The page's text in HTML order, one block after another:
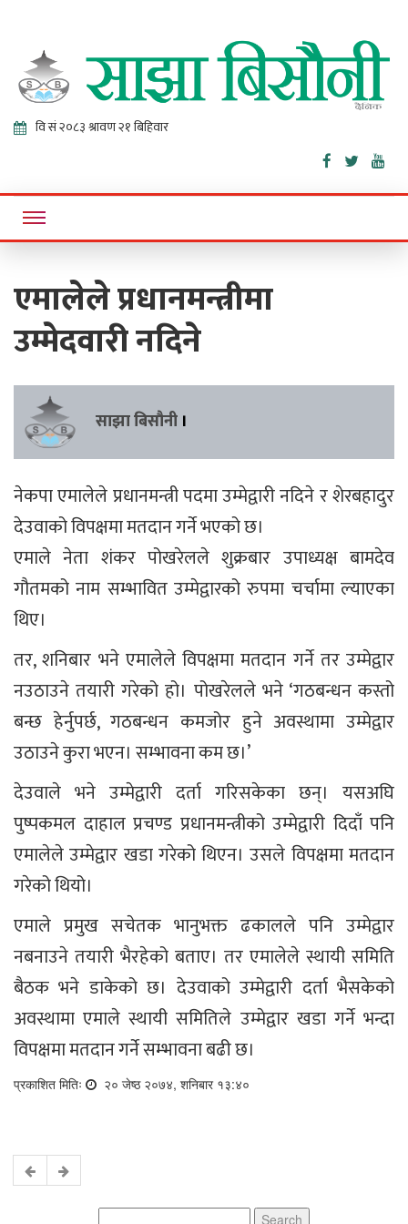
Sajha
Bisaunee
Online News Portal
एमालेले प्रधानमन्त्रीमा
उम्मेदवारी नदिने
साझा बिसौनी ।
नेकपा एमालेले प्रधानमन्त्री पदमा उम्मेद्वारी नदिने र शेरबहादुर
देउवाको विपक्षमा मतदान गर्ने भएको छ।
एमाले नेता शंकर पोखरेलले शुक्रबार उपाध्यक्ष बामदेव
गौतमको नाम सम्भावित उम्मेद्वारको रुपमा चर्चामा ल्याएका
थिए।
तर, शनिबार भने एमालेले विपक्षमा मतदान गर्ने तर उम्मेद्वार
नउठाउने तयारी गरेको हो। पोखरेलले भने ‘गठबन्धन कस्तो
बन्छ हेर्नुपर्छ, गठबन्धन कमजोर हुने अवस्थामा उम्मेद्वार
उठाउने कुरा भएन। सम्भावना कम छ।’
देउवाले भने उम्मेद्वारी दर्ता गरिसकेका छन्। यसअघि
पुष्पकमल दाहाल प्रचण्ड प्रधानमन्त्रीको उम्मेद्वारी दिदाँ पनि
एमालेले उम्मेद्वार खडा गरेको थिएन। उसले विपक्षमा मतदान
गरेको थियो।
एमाले प्रमुख सचेतक भानुभक्त ढकालले पनि उम्मेद्वार
नबनाउने तयारी भैरहेको बताए। तर एमालेले स्थायी समिति
बैठक भने डाकेको छ। देउवाको उम्मेद्वारी दर्ता भैसकेको
अवस्थामा एमाले स्थायी समितिले उम्मेद्वार खडा गर्ने भन्दा
विपक्षमा मतदान गर्ने सम्भावना बढी छ।
प्रकाशित मितिः २० जेष्ठ २०७४, शनिबार १३:४०